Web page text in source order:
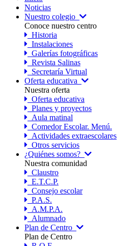
Noticias
Nuestro colegio
Conoce nuestro centro
Historia
Instalaciones
Galerías fotográficas
Revista Salinas
Secretaría Virtual
Oferta educativa
Nuestra oferta
Oferta educativa
Planes y proyectos
Aula matinal
Comedor Escolar. Menú.
Actividades extraescolares
Otros servicios
¿Quiénes somos?
Nuestra comunidad
Claustro
E.T.C.P.
Consejo escolar
P.A.S.
A.M.P.A.
Alumnado
Plan de Centro
Plan de Centro